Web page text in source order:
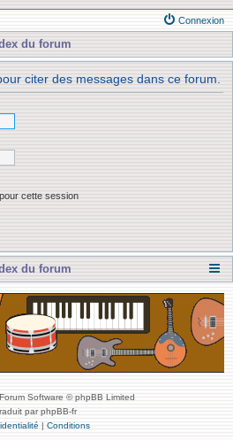
Connexion
du forum
citer des messages dans ce forum.
cette session
du forum
Software © phpBB Limited
par phpBB-fr
| Conditions